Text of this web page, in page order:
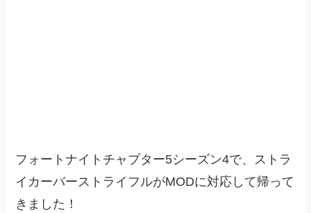
フォートナイトチャプター5シーズン4で、ストラ
イカーバーストライフルがMODに対応して帰って
きました！